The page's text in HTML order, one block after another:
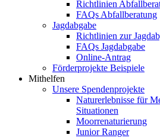
Richtlinien
FAQs Abfallberatung
Jagdabgabe
Richtlinien zur
FAQs Jagdabgabe
Online-Antrag
Förderprojekte Beispiele
Mithelfen
Unsere Spendenprojekte
Naturerlebnisse für
Situationen
Moorrenaturierung
Junior Ranger